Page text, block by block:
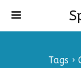
Tags ›